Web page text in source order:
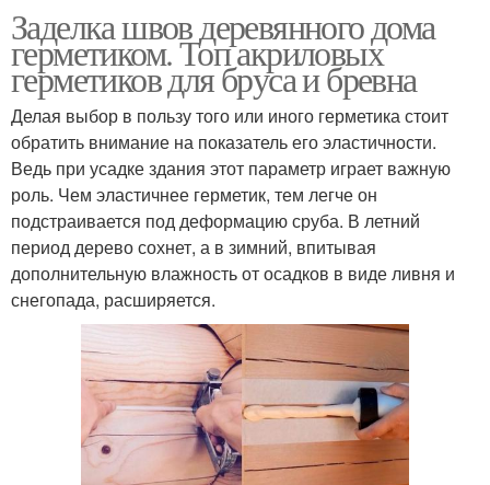
Заделка швов деревянного дома
герметиком. Топ акриловых
герметиков для бруса и бревна
Делая выбор в пользу того или иного герметика стоит
обратить внимание на показатель его эластичности.
Ведь при усадке здания этот параметр играет важную
роль. Чем эластичнее герметик, тем легче он
подстраивается под деформацию сруба. В летний
период дерево сохнет, а в зимний, впитывая
дополнительную влажность от осадков в виде ливня и
снегопада, расширяется.